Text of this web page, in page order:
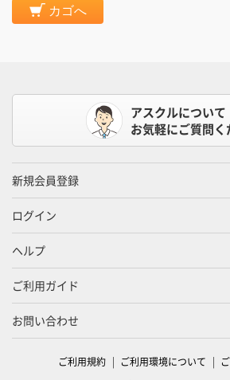
カゴへ
アスクルについて
お気軽にご質問く
新規会員登録
ログイン
ヘルプ
ご利用ガイド
お問い合わせ
ご利用規約 ご利用環境について